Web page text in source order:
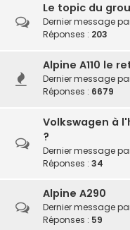
Le topic du
Dernier message
Réponses : 203
Alpine A110 le
Dernier message
Réponses : 6679
Volkswagen à
?
Dernier message
Réponses : 34
Alpine A290
Dernier message
Réponses : 59